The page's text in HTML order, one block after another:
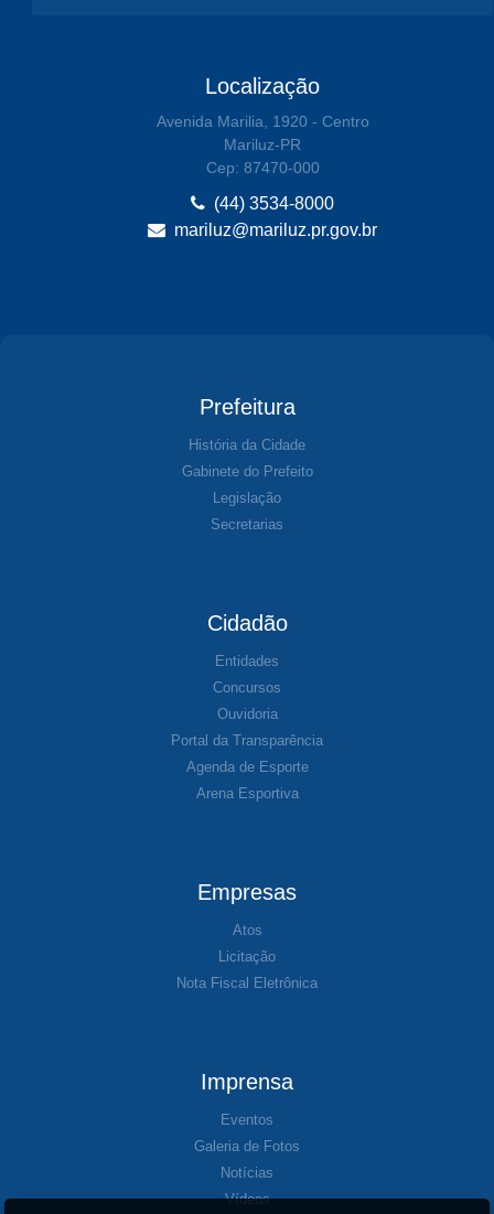
Localização
Avenida Marilia, 1920 - Centro
Mariluz-PR
Cep: 87470-000
(44) 3534-8000
mariluz@mariluz.pr.gov.br
Prefeitura
História da Cidade
Gabinete do Prefeito
Legislação
Secretarias
Cidadão
Entidades
Concursos
Ouvidoria
Portal da Transparência
Agenda de Esporte
Arena Esportiva
Empresas
Atos
Licitação
Nota Fiscal Eletrônica
Imprensa
Eventos
Galeria de Fotos
Notícias
Vídeos